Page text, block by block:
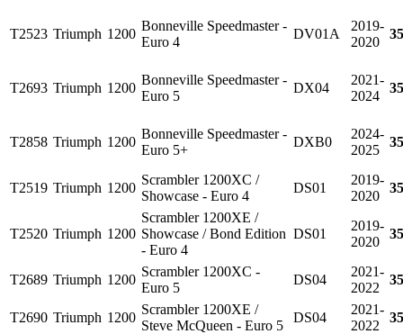
T2523 Triumph 1200
Bonneville Speedmaster -
Euro 4
DV01A
2019-
2020
35
T2693 Triumph 1200
Bonneville Speedmaster -
Euro 5
DX04
2021-
2024
35
T2858 Triumph 1200
Bonneville Speedmaster -
Euro 5+
DXB0
2024-
2025
35
T2519 Triumph 1200
Scrambler 1200XC /
Showcase - Euro 4
DS01
2019-
2020
35
T2520 Triumph 1200
Scrambler 1200XE /
Showcase / Bond Edition
- Euro 4
DS01
2019-
2020
35
T2689 Triumph 1200
Scrambler 1200XC -
Euro 5
DS04
2021-
2022
35
T2690 Triumph 1200
Scrambler 1200XE /
Steve McQueen - Euro 5
DS04
2021-
2022
35